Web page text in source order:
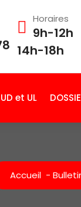
Horaires
9h-12h
14h-18h
UD et UL
Accueil -